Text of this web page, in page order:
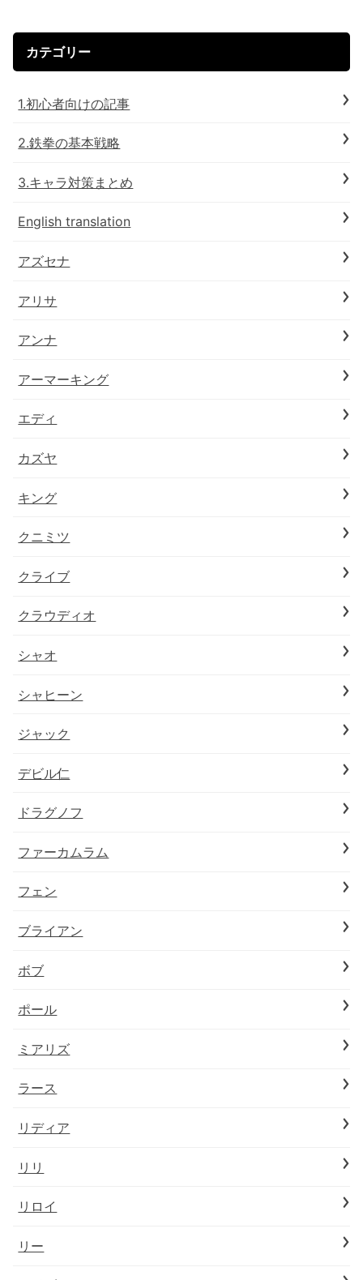
カテゴリー
1.初心者向けの記事
2.鉄拳の基本戦略
3.キャラ対策まとめ
English translation
アズセナ
アリサ
アンナ
アーマーキング
エディ
カズヤ
キング
クニミツ
クライブ
クラウディオ
シャオ
シャヒーン
ジャック
デビル仁
ドラグノフ
ファーカムラム
フェン
ブライアン
ボブ
ポール
ミアリズ
ラース
リディア
リリ
リロイ
リー